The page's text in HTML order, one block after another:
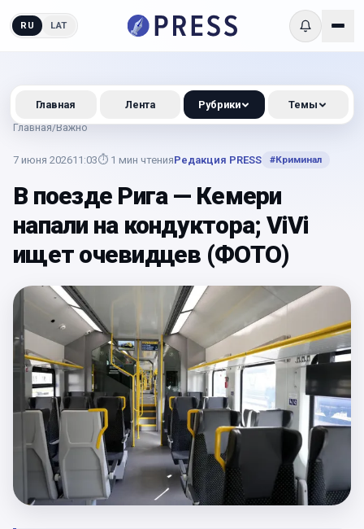
RU LAT
Главная/Важно
7 июня 202611:03⏱ 1 мин чтенияРедакция PRESS #Криминал
В поезде Рига — Кемери
напали на кондуктора; ViVi
ищет очевидцев (ФОТО)
Главная Лента Рубрики Темы